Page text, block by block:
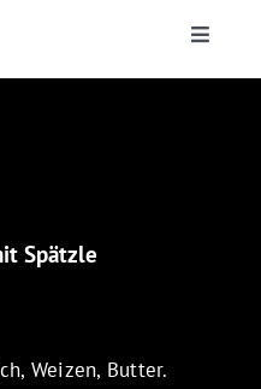
Toggle
Spätzle
Weizen, Butter.